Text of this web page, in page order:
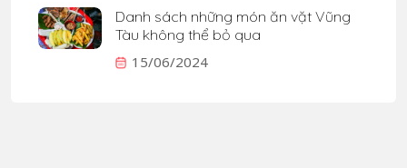
Danh sách những món ăn vặt Vũng
Tàu không thể bỏ qua
15/06/2024